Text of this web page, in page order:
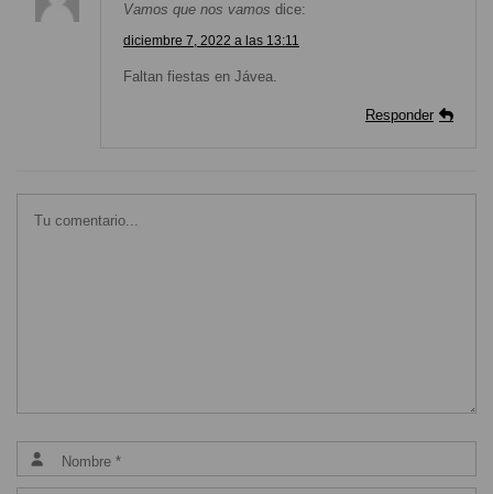
Vamos que nos vamos dice:
diciembre 7, 2022 a las 13:11
Faltan fiestas en Jávea.
Responder